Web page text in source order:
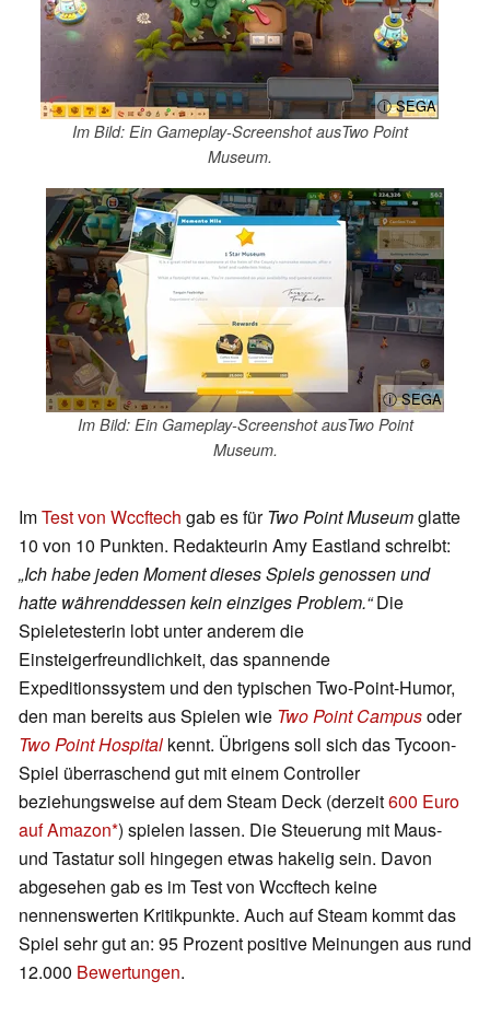
ⓘ SEGA
Im Bild: Ein Gameplay-Screenshot ausTwo Point
Museum.
ⓘ SEGA
Im Bild: Ein Gameplay-Screenshot ausTwo Point
Museum.
ImTest von Wccftech gab es fürTwo Point Museumglatte
10 von 10 Punkten. Redakteurin Amy Eastland schreibt:
„Ich habe jeden Moment dieses Spiels genossen und
hatte währenddessen kein einziges Problem.“Die
Spieletesterin lobt unter anderem die
Einsteigerfreundlichkeit, das spannende
Expeditionssystem und den typischen Two-Point-Humor,
den man bereits aus Spielen wie Two Point Campusoder
Two Point Hospital kennt. Übrigens soll sich das Tycoon-
Spiel überraschend gut mit einem Controller
beziehungsweise auf dem Steam Deck (derzeit600 Euro
auf Amazon ) spielen lassen. Die Steuerung mit Maus-
und Tastatur soll hingegen etwas hakelig sein. Davon
abgesehen gab es im Test von Wccftech keine
nennenswerten Kritikpunkte. Auch auf Steam kommt das
Spiel sehr gut an: 95 Prozent positive Meinungen aus rund
12.000 Bewertungen.